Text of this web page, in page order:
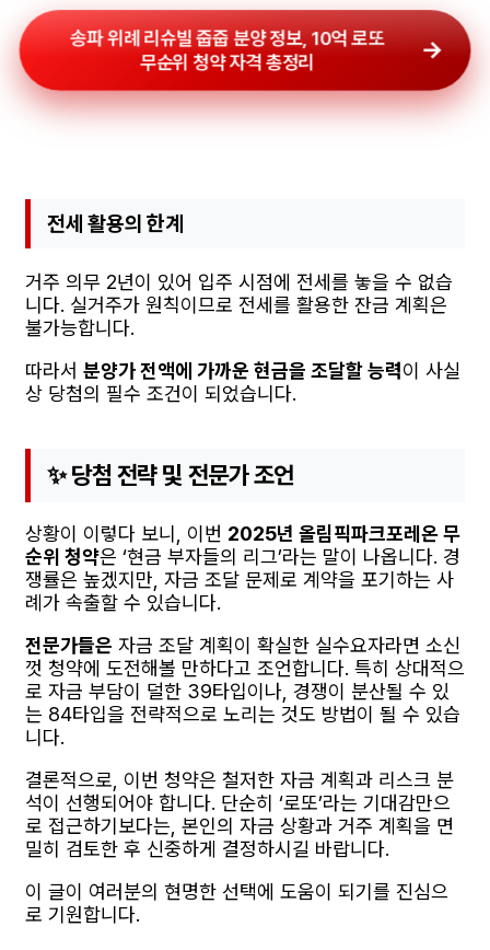
송파 위례 리슈빌 줍줍 분양 정보, 10억 로또
무순위 청약 자격 총정리
전세 활용의 한계
거주 의무 2년이 있어 입주 시점에 전세를 놓을 수 없습
니다. 실거주가 원칙이므로 전세를 활용한 잔금 계획은
불가능합니다.
따라서 분양가 전액에 가까운 현금을 조달할 능력이 사실
상 당첨의 필수 조건이 되었습니다.
✨ 당첨 전략 및 전문가 조언
상황이 이렇다 보니, 이번 2025년 올림픽파크포레온 무
순위 청약은 ‘현금 부자들의 리그’라는 말이 나옵니다. 경
쟁률은 높겠지만, 자금 조달 문제로 계약을 포기하는 사
례가 속출할 수 있습니다.
전문가들은 자금 조달 계획이 확실한 실수요자라면 소신
껏 청약에 도전해볼 만하다고 조언합니다. 특히 상대적으
로 자금 부담이 덜한 39타입이나, 경쟁이 분산될 수 있
는 84타입을 전략적으로 노리는 것도 방법이 될 수 있습
니다.
결론적으로, 이번 청약은 철저한 자금 계획과 리스크 분
석이 선행되어야 합니다. 단순히 ‘로또’라는 기대감만으
로 접근하기보다는, 본인의 자금 상황과 거주 계획을 면
밀히 검토한 후 신중하게 결정하시길 바랍니다.
이 글이 여러분의 현명한 선택에 도움이 되기를 진심으
로 기원합니다.